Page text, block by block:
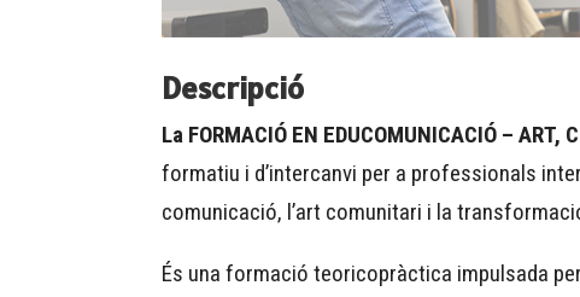
Descripció
La FORMACIÓ EN EDUCOMUNICACIÓ – ART,
formatiu i d’intercanvi per a professionals
comunicació, l’art comunitari i la
És una formació teoricopràctica impulsada